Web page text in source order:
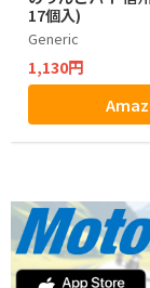
17個入)
Generic
1,130円